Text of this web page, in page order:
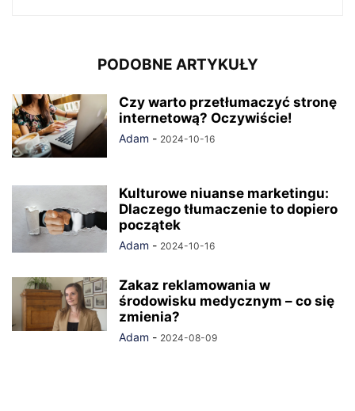
PODOBNE ARTYKUŁY
Czy warto przetłumaczyć stronę
internetową? Oczywiście!
Adam - 2024-10-16
Kulturowe niuanse marketingu:
Dlaczego tłumaczenie to dopiero
początek
Adam - 2024-10-16
Zakaz reklamowania w
środowisku medycznym – co się
zmienia?
Adam - 2024-08-09